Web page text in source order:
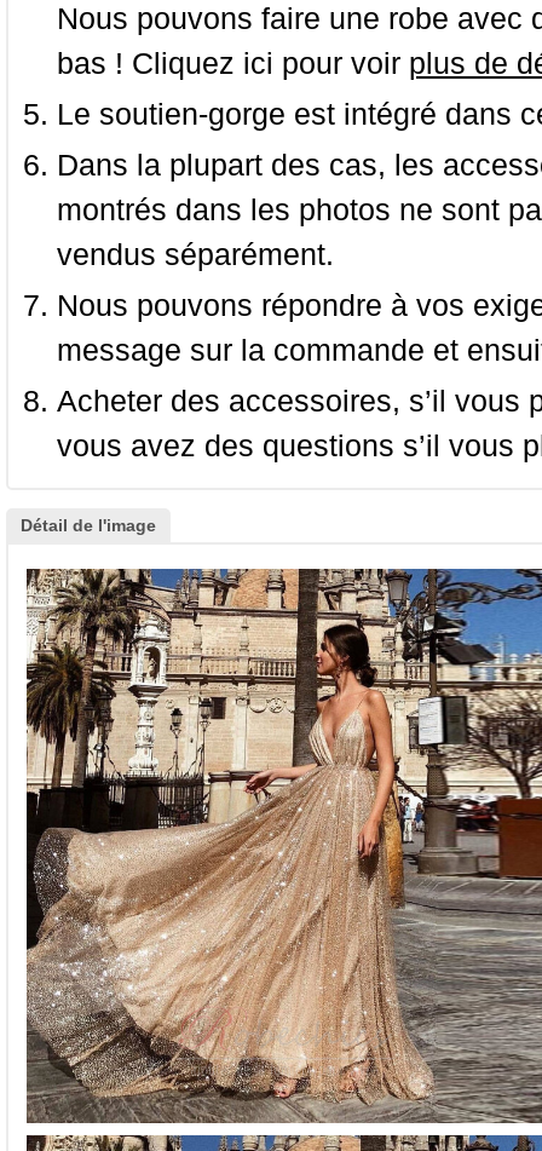
Nous pouvons faire une robe
bas ! Cliquez ici pour voir plus de
Le soutien-gorge est intégré dans
Dans la plupart des cas, les
montrés dans les photos ne sont
vendus séparément.
Nous pouvons répondre à vos
message sur la commande et
Acheter des accessoires, s’il
vous avez des questions s’il vous
Détail de l'image